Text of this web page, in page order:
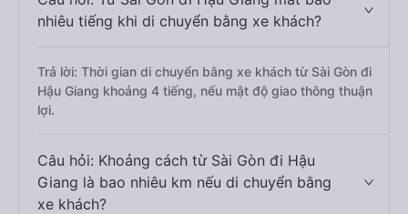
nhiêu tiếng khi di chuyển bằng xe khách?
Trả lời: Thời gian di chuyển bằng xe khách từ Sài Gòn đi
Hậu Giang khoảng 4 tiếng, nếu mật độ giao thông thuận
lợi.
Câu hỏi: Khoảng cách từ Sài Gòn đi Hậu
Giang là bao nhiêu km nếu di chuyển bằng
xe khách?